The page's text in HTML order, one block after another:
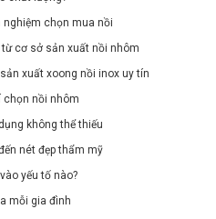
chọn mua nồi
cơ sở sản xuất nồi nhôm
xuất xoong nồi inox uy tín
chọn nồi nhôm
không thể thiếu
nét đẹp thẩm mỹ
yếu tố nào?
mỗi gia đình